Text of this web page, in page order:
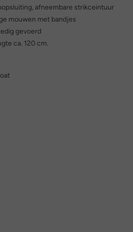
afneembare strikceintuur
mouwen met bandjes
gevoerd
ca. 120 cm.